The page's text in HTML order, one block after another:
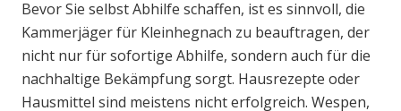
Bevor Sie selbst Abhilfe schaffen, ist es sinnvoll, die
Kammerjäger für Kleinhegnach zu beauftragen, der
nicht nur für sofortige Abhilfe, sondern auch für die
nachhaltige Bekämpfung sorgt. Hausrezepte oder
Hausmittel sind meistens nicht erfolgreich. Wespen,